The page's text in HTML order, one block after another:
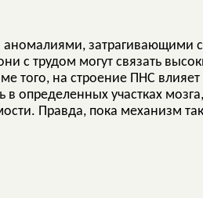
затрагивающими
с трудом могут связать
того, на строение ПНС
в определенных участках
Правда, пока механизм